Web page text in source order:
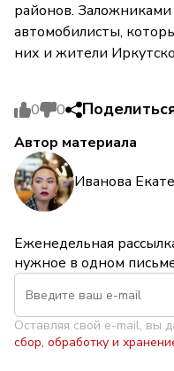
районов.
автомобилисты,
них и жители
0 0
Автор материала
Иванова
Еженедельная
нужное в одном
Оставляя свой e-mail, вы
сбор, обработку и